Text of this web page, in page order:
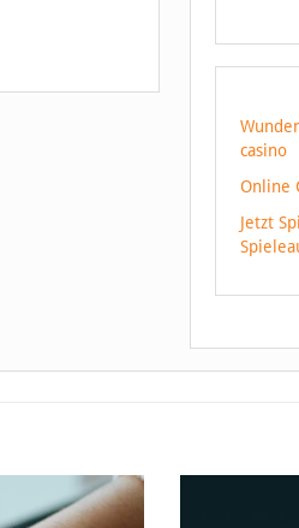
casino
Online
Jetzt